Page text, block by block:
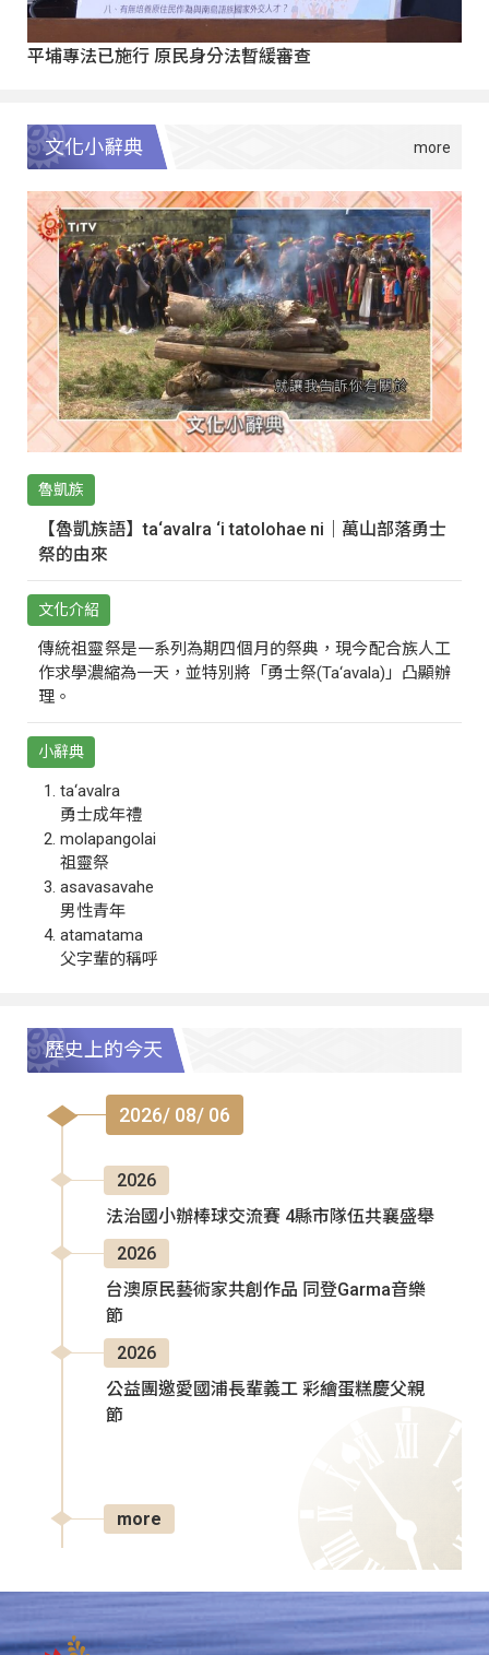
平埔專法已施行 原民身分法暫緩審查
文化小辭典
魯凱族
【魯凱族語】ta‘avalra ‘i tatolohae ni｜萬山部落勇士
祭的由來
文化介紹
傳統祖靈祭是一系列為期四個月的祭典，現今配合族人工
作求學濃縮為一天，並特別將「勇士祭(Ta‘avala)」凸顯辦
理。
小辭典
ta‘avalra
勇士成年禮
molapangolai
祖靈祭
asavasavahe
男性青年
atamatama
父字輩的稱呼
歷史上的今天
2026/ 08/ 06
2026
法治國小辦棒球交流賽 4縣市隊伍共襄盛舉
2026
台澳原民藝術家共創作品 同登Garma音樂
節
2026
公益團邀愛國浦長輩義工 彩繪蛋糕慶父親
節
more